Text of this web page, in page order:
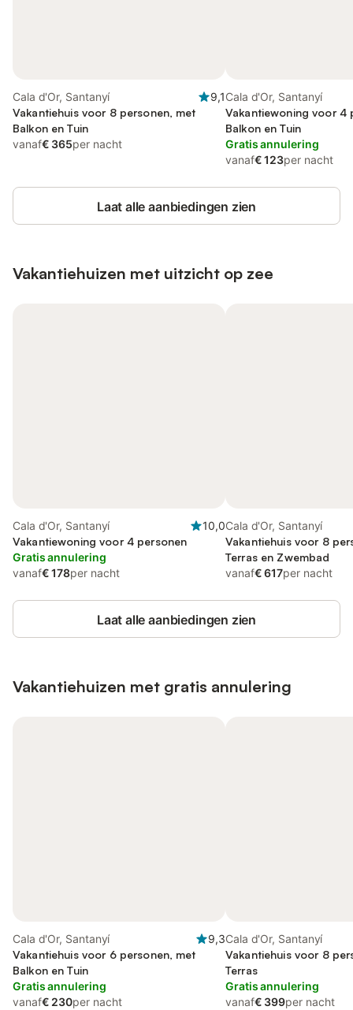
Cala d'Or, Santanyí
9,1
Vakantiehuis voor 8 personen, met
Balkon en Tuin
vanaf€ 365per nacht
Cala d'Or, Santanyí
Vakantiewoning voor 4
Balkon en Tuin
Gratis annulering
vanaf€ 123per nacht
Laat alle aanbiedingen zien
Vakantiehuizen met uitzicht op zee
Cala d'Or, Santanyí
10,0
Vakantiewoning voor 4 personen
Gratis annulering
vanaf€ 178per nacht
Cala d'Or, Santanyí
Vakantiehuis voor 8
Terras en Zwembad
vanaf€ 617per nacht
Laat alle aanbiedingen zien
Vakantiehuizen met gratis annulering
Cala d'Or, Santanyí
9,3
Vakantiehuis voor 6 personen, met
Balkon en Tuin
Gratis annulering
vanaf€ 230per nacht
Cala d'Or, Santanyí
Vakantiehuis voor 8
Terras
Gratis annulering
vanaf€ 399per nacht